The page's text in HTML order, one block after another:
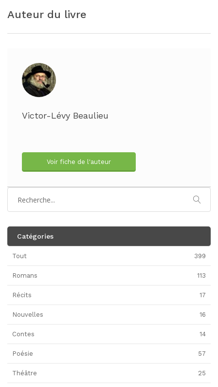
Auteur du livre
Victor-Lévy Beaulieu
Voir fiche de l'auteur
Catégories
Tout 399
Romans 113
Récits 17
Nouvelles 16
Contes 14
Poésie 57
Théâtre 25